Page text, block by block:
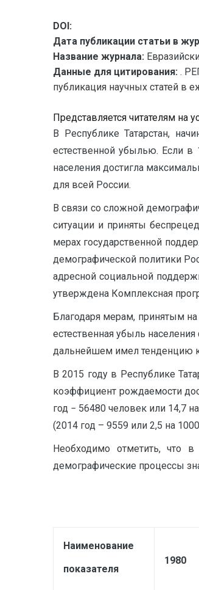
DOI:
Дата публикации статьи в
Название журнала:
Данные для цитирования: .
публикация научных статей в
Представляется читателям на
В Республике Татарстан,
естественной убылью. Если в
населения достигла
для всей России.
В связи со сложной
ситуации и приняты
мерах государственной
демографической политики
адресной социальной
утверждена Комплексная
Благодаря мерам, принятым
естественная убыль
дальнейшем имел тенденцию
В 2015 году в Республике
коэффициент рождаемости
год − 56480 человек или 14,7
(2014 год – 9559 или 2,5 на
Необходимо отметить, что
демографические процессы
Наименование
показателя
1980